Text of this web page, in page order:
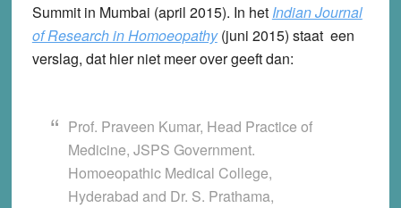
Summit in Mumbai (april 2015). In het Indian Journal
of Research in Homoeopathy(juni 2015) staat een
verslag, dat hier niet meer over geeft dan:
Prof. Praveen Kumar, Head Practice of
Medicine, JSPS Government.
Homoeopathic Medical College,
Hyderabad and Dr. S. Prathama,